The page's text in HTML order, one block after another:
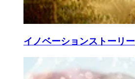
イノベーションストーリー